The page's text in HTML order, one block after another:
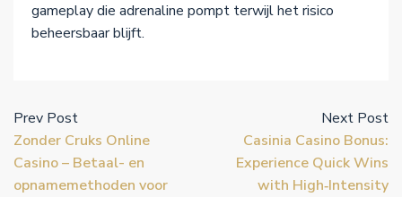
gameplay die adrenaline pompt terwijl het risico
beheersbaar blijft.
Prev Post
Zonder Cruks Online
Casino – Betaal- en
opnamemethoden voor
Next Post
Casinia Casino Bonus:
Experience Quick Wins
with High‑Intensity